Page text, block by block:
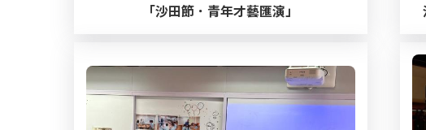
「沙田節．青年才藝匯演」